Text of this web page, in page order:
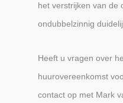
het verstrijken van de
ondubbelzinnig
Heeft u vragen over
huurovereenkomst
contact op met Mark